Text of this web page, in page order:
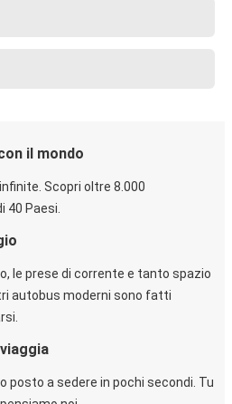
il mondo
Scopri oltre 8.000
40 Paesi.
le prese di corrente e tanto spazio
autobus moderni sono fatti
posto a sedere in pochi secondi. Tu